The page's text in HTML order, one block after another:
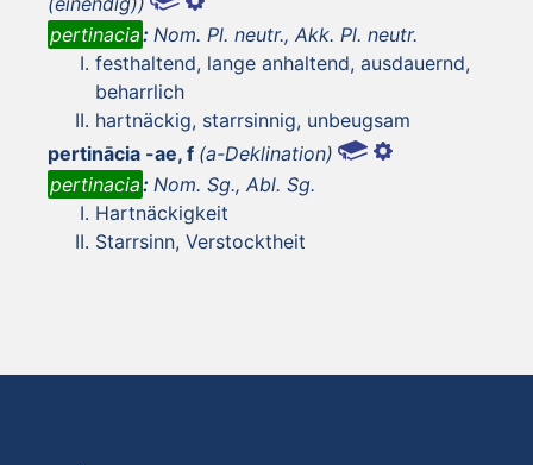
pertinacia: Nom. Pl. neutr., Akk. Pl. neutr.
festhaltend, lange anhaltend, ausdauernd,
beharrlich
hartnäckig, starrsinnig, unbeugsam
pertinācia -ae, f (a-Deklination)
pertinacia: Nom. Sg., Abl. Sg.
Hartnäckigkeit
Starrsinn, Verstocktheit